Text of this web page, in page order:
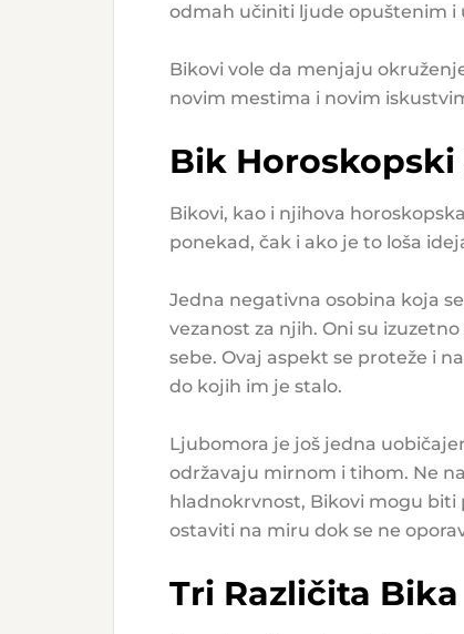
odmah učiniti ljude opuštenim i
Bikovi vole da menjaju
novim mestima i novim
Bik
Bikovi, kao i njihova
ponekad, čak i ako je to loša
Jedna negativna osobina koja
vezanost za njih. Oni su
sebe. Ovaj aspekt se proteže i
do kojih im je stalo.
Ljubomora je još jedna
održavaju mirnom i tihom. Ne
hladnokrvnost, Bikovi mogu biti
ostaviti na miru dok se ne
Tri Različita Bika